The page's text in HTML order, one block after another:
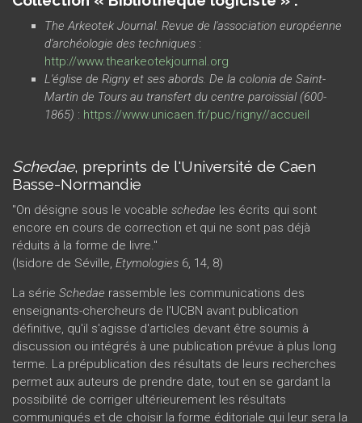
The Arkeotek Journal. Revue de l'association européenne
d'archéologie des techniques :
http://www.thearkeotekjournal.org
L'église de Rigny et ses abords. De la colonia de Saint-
Martin de Tours au transfert du centre paroissial (600-
1865) : https://www.unicaen.fr/puc/rigny//accueil
Schedae, preprints de l'Université de Caen
Basse-Normandie
"On désigne sous le vocable schedae les écrits qui sont
encore en cours de correction et qui ne sont pas déjà
réduits à la forme de livre."
(Isidore de Séville, Etymologies 6, 14, 8)
La série Schedae rassemble les communications des
enseignants-chercheurs de l'UCBN avant publication
définitive, qu'il s'agisse d'articles devant être soumis à
discussion ou intégrés à une publication prévue à plus long
terme. La prépublication des résultats de leurs recherches
permet aux auteurs de prendre date, tout en se gardant la
possibilité de corriger ultérieurement les résultats
communiqués et de choisir la forme éditoriale qui leur sera la